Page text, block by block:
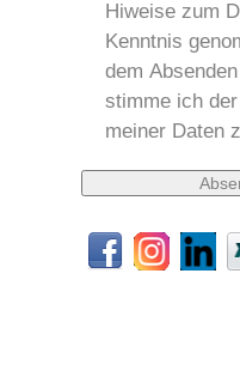
Hiweise zum
Kenntnis
dem
stimme ich
meiner Daten